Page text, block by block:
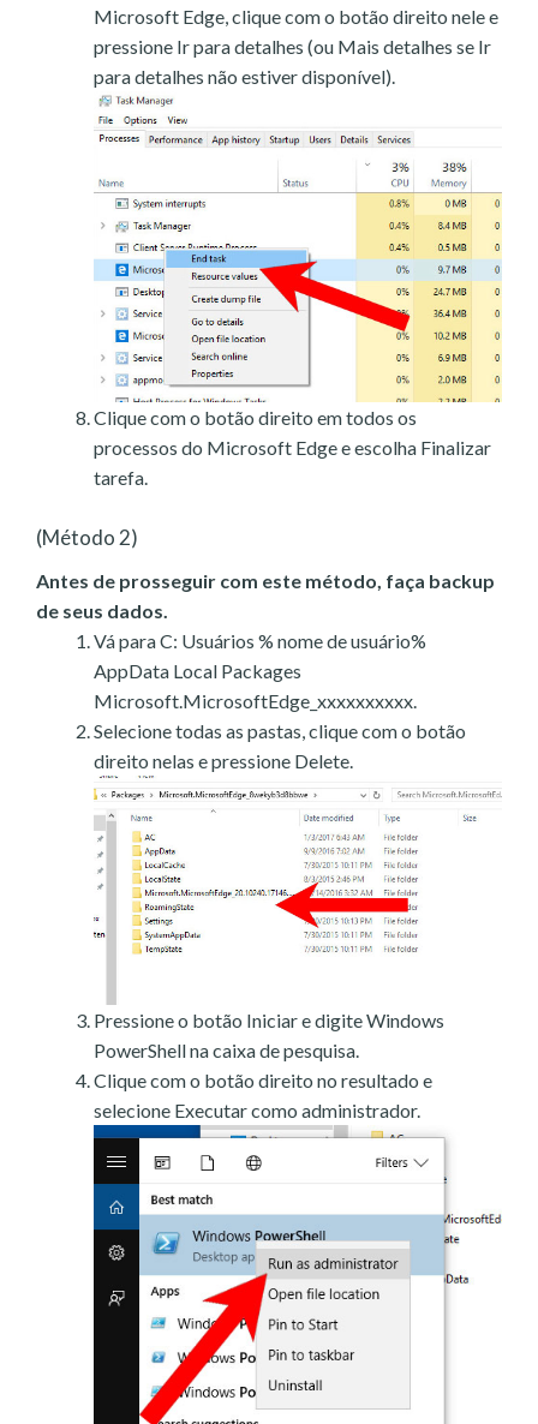
Microsoft Edge, clique com o botão direito nele e
pressione Ir para detalhes (ou Mais detalhes se Ir
para detalhes não estiver disponível).
Clique com o botão direito em todos os
processos do Microsoft Edge e escolha Finalizar
tarefa.
(Método 2)
Antes de prosseguir com este método, faça backup
de seus dados.
Vá para C: Usuários % nome de usuário%
AppData Local Packages
Microsoft.MicrosoftEdge_xxxxxxxxxx.
Selecione todas as pastas, clique com o botão
direito nelas e pressione Delete.
Pressione o botão Iniciar e digite Windows
PowerShell na caixa de pesquisa.
Clique com o botão direito no resultado e
selecione Executar como administrador.